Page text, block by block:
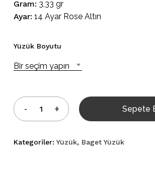
Gram: 3,33 gr
Ayar: 14 Ayar Rose Altın
Yüzük Boyutu
Bir seçim yapın
Sepete
Kategoriler: Yüzük, Baget Yüzük